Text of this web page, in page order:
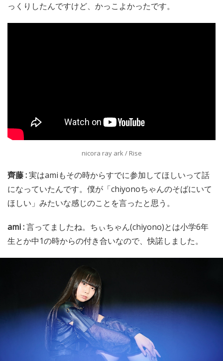
っくりしたんですけど、かっこよかったです。
nicora ray ark / Rise
齊藤 :実はamiもその時からすでに参加してほしいって話
になっていたんです。僕が「chiyonoちゃんのそばにいて
ほしい」みたいな感じのことを言ったと思う。
ami :言ってましたね。ちぃちゃん(chiyono)とは小学6年
生とか中1の時からの付き合いなので、快諾しました。